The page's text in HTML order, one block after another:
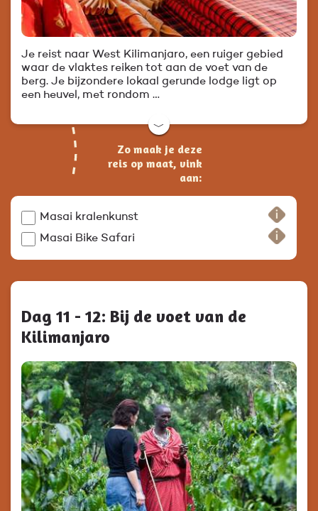
Je reist naar West Kilimanjaro, een ruiger gebied
waar de vlaktes reiken tot aan de voet van de
berg. Je bijzondere lokaal gerunde lodge ligt op
een heuvel, met rondom …
﹀
Zo maak je deze
reis op maat, vink
aan:
Masai kralenkunst
Masai Bike Safari
Dag 11 - 12: Bij de voet van de
Kilimanjaro